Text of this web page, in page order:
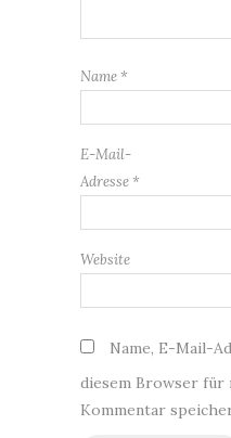
Name *
E-Mail-
Adresse *
Website
Name, E-Mail-
diesem Browser für
Kommentar